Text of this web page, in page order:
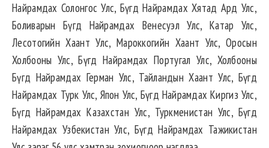
Найрамдах Солонгос Улс, Бүгд Найрамдах Хятад Ард Улс,
Боливарын Бүгд Найрамдах Венесуэл Улс, Катар Улс,
Лесотогийн Хаант Улс, Мароккогийн Хаант Улс, Оросын
Холбооны Улс, Бүгд Найрамдах Португал Улс, Холбооны
Бүгд Найрамдах Герман Улс, Тайландын Хаант Улс, Бүгд
Найрамдах Турк Улс, Япон Улс, Бүгд Найрамдах Киргиз Улс,
Бүгд Найрамдах Казахстан Улс, Туркменистан Улс, Бүгд
Найрамдах Узбекистан Улс, Бүгд Найрамдах Тажикистан